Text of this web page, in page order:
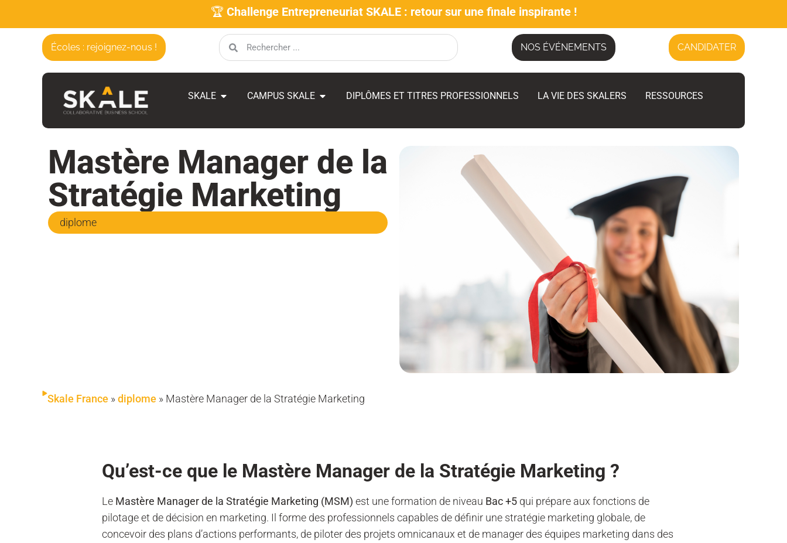
🏆 Challenge Entrepreneuriat SKALE : retour sur une finale inspirante !
Écoles : rejoignez-nous ! NOS ÉVÉNEMENTS CANDIDATER
SKALE CAMPUS SKALE DIPLÔMES ET TITRES PROFESSIONNELS LA VIE DES SKALERS RESSOURCES
Mastère Manager de la
Stratégie Marketing
diplome
Skale France »diplome » Mastère Manager de la Stratégie Marketing
Qu’est-ce que le Mastère Manager de la Stratégie Marketing ?
Le Mastère Manager de la Stratégie Marketing (MSM) est une formation de niveau Bac +5 qui prépare aux fonctions de
pilotage et de décision en marketing. Il forme des professionnels capables de définir une stratégie marketing globale, de
concevoir des plans d’actions performants, de piloter des projets omnicanaux et de manager des équipes marketing dans des